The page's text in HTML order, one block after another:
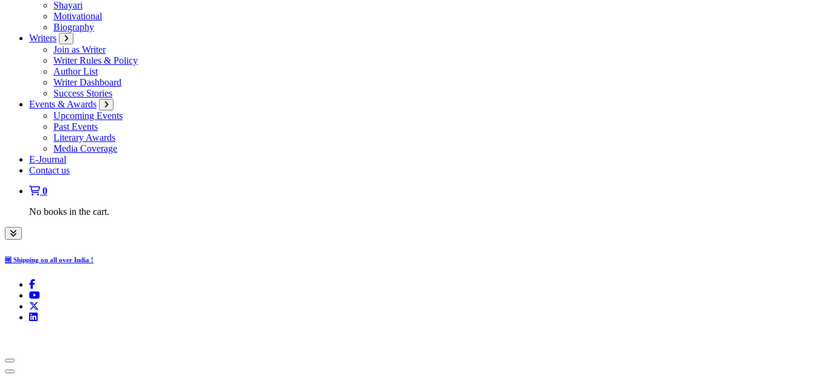
Shayari
Motivational
Biography
Writers
Join as Writer
Writer Rules & Policy
Author List
Writer Dashboard
Success Stories
Events & Awards
Upcoming Events
Past Events
Literary Awards
Media Coverage
E-Journal
Contact us
0
No books in the cart.
🆓 Shipping on all over India !